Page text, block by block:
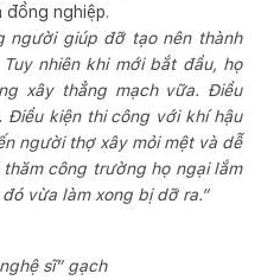
nghiệp.
người giúp đỡ tạo nên thành
nhiên khi mới bắt đầu, họ
xây thẳng mạch vữa. Điều
Điều kiện thi công với khí hậu
người thợ xây mỏi mệt và dễ
công trường họ ngại lắm
vừa làm xong bị dỡ ra.”
sĩ” gạch